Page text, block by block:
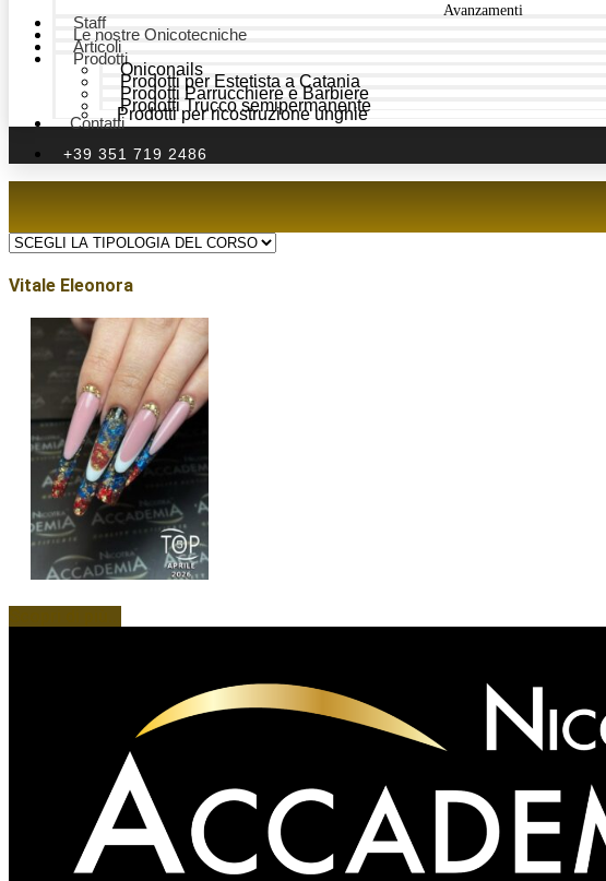
Avanzamenti
Staff
Le nostre Onicotecniche
Articoli
Prodotti
Oniconails
Prodotti per Estetista a Catania
Prodotti Parrucchiere e Barbiere
Prodotti Trucco semipermanente
Prodotti per ricostruzione unghie
Contatti
+39 351 719 2486
Vitale Eleonora